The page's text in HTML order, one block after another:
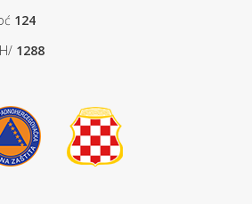
124
1288